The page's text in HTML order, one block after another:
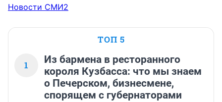
Новости СМИ2
ТОП 5
1
Из бармена в ресторанного
короля Кузбасса: что мы знаем
о Печерском, бизнесмене,
спорящем с губернаторами